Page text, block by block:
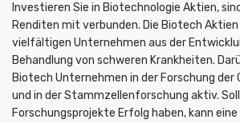
Investieren Sie in Biotechnologie Aktien,
Renditen mit verbunden. Die Biotech
vielfältigen Unternehmen aus der
Behandlung von schweren Krankheiten.
Biotech Unternehmen in der Forschung der
und in der Stammzellenforschung aktiv.
Forschungsprojekte Erfolg haben, kann